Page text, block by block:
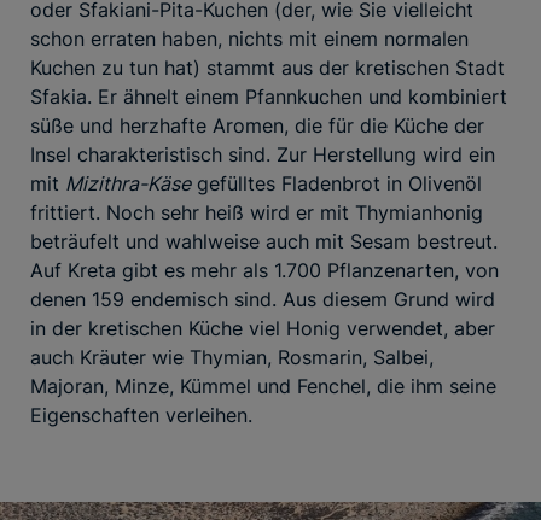
oder Sfakiani-Pita-Kuchen (der, wie Sie vielleicht
schon erraten haben, nichts mit einem normalen
Kuchen zu tun hat) stammt aus der kretischen Stadt
Sfakia. Er ähnelt einem Pfannkuchen und kombiniert
süße und herzhafte Aromen, die für die Küche der
Insel charakteristisch sind. Zur Herstellung wird ein
mit Mizithra-Käsegefülltes Fladenbrot in Olivenöl
frittiert. Noch sehr heiß wird er mit Thymianhonig
beträufelt und wahlweise auch mit Sesam bestreut.
Auf Kreta gibt es mehr als 1.700 Pflanzenarten, von
denen 159 endemisch sind. Aus diesem Grund wird
in der kretischen Küche viel Honig verwendet, aber
auch Kräuter wie Thymian, Rosmarin, Salbei,
Majoran, Minze, Kümmel und Fenchel, die ihm seine
Eigenschaften verleihen.